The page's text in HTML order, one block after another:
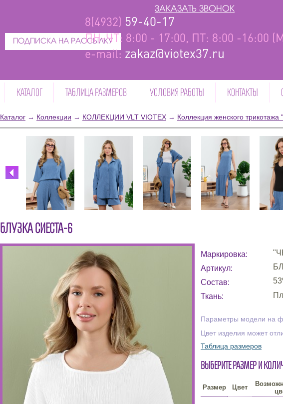
ПОДПИСКА НА РАССЫЛКУ
8(4932) 59-40-17
ПН-ЧТ: 8:00 - 17:00, ПТ: 8:00 -16:00
e-mail: zakaz@viotex37.ru
ЗАКАЗАТЬ ЗВОНОК
КАТАЛОГ ТАБЛИЦА РАЗМЕРОВ УСЛОВИЯ РАБОТЫ КОНТАКТЫ
Каталог → Коллекции → КОЛЛЕКЦИИ VLT VIOTEX → Коллекция женского
БЛУЗКА СИЕСТА-6
Маркировка:
Артикул:
Состав:
Ткань:
Параметры модели на
Цвет изделия может
Таблица размеров
Выберите размер и
Размер Цвет